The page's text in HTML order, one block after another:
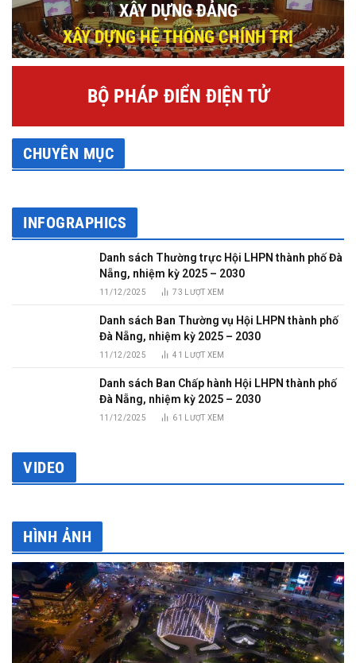
XÂY DỰNG ĐẢNG
XÂY DỰNG HỆ THỐNG CHÍNH TRỊ
BỘ PHÁP ĐIỂN ĐIỆN TỬ
CHUYÊN MỤC
INFOGRAPHICS
Danh sách Thường trực Hội LHPN thành phố Đà
Nẵng, nhiệm kỳ 2025 – 2030
11/12/2025 73 LƯỢT XEM
Danh sách Ban Thường vụ Hội LHPN thành phố
Đà Nẵng, nhiệm kỳ 2025 – 2030
11/12/2025 41 LƯỢT XEM
Danh sách Ban Chấp hành Hội LHPN thành phố
Đà Nẵng, nhiệm kỳ 2025 – 2030
11/12/2025 61 LƯỢT XEM
VIDEO
HÌNH ẢNH